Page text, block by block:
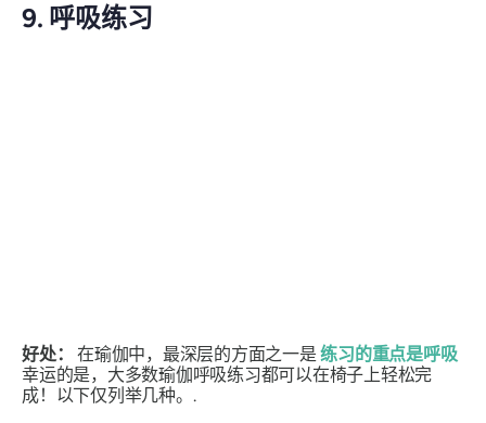
9. 呼吸练习
好处： 在瑜伽中，最深层的方面之一是练习的重点是呼吸
幸运的是，大多数瑜伽呼吸练习都可以在椅子上轻松完
成！以下仅列举几种。.